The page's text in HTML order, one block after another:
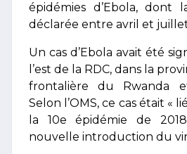
épidémies d’Ebola, dont
déclarée entre avril et
Un cas d’Ebola avait été
l’est de la RDC, dans la
frontalière du Rwanda
Selon l’OMS, ce cas était «
la 10e épidémie de
nouvelle introduction du